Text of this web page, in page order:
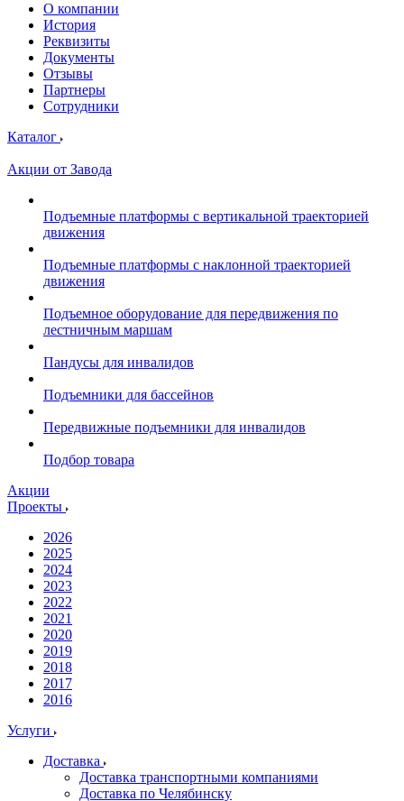
О компании
История
Реквизиты
Документы
Отзывы
Партнеры
Сотрудники
Каталог
Акции от Завода
Подъемные платформы с вертикальной траекторией
движения
Подъемные платформы с наклонной траекторией
движения
Подъемное оборудование для передвижения по
лестничным маршам
Пандусы для инвалидов
Подъемники для бассейнов
Передвижные подъемники для инвалидов
Подбор товара
Акции
Проекты
2026
2025
2024
2023
2022
2021
2020
2019
2018
2017
2016
Услуги
Доставка
Доставка транспортными компаниями
Доставка по Челябинску